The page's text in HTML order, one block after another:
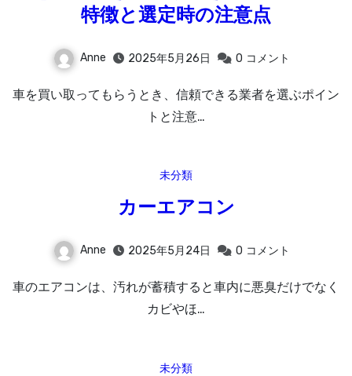
特徴と選定時の注意点
Anne 2025年5月26日 0 コメント
車を買い取ってもらうとき、信頼できる業者を選ぶポイン
トと注意…
未分類
カーエアコン
Anne 2025年5月24日 0 コメント
車のエアコンは、汚れが蓄積すると車内に悪臭だけでなく
カビやほ…
未分類